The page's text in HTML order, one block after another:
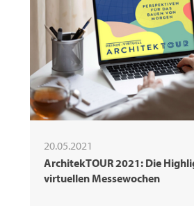
20.05.2021
ArchitekTOUR 2021: Die
virtuellen Messewochen